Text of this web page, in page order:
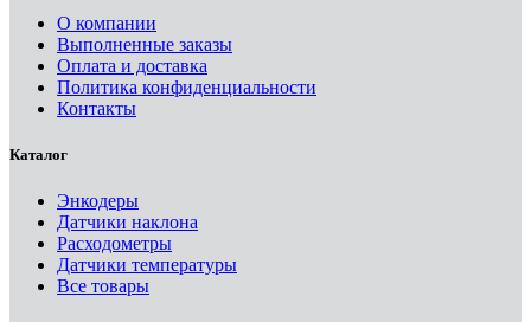
О компании
Выполненные заказы
Оплата и доставка
Политика конфиденциальности
Контакты
Каталог
Энкодеры
Датчики наклона
Расходометры
Датчики температуры
Все товары